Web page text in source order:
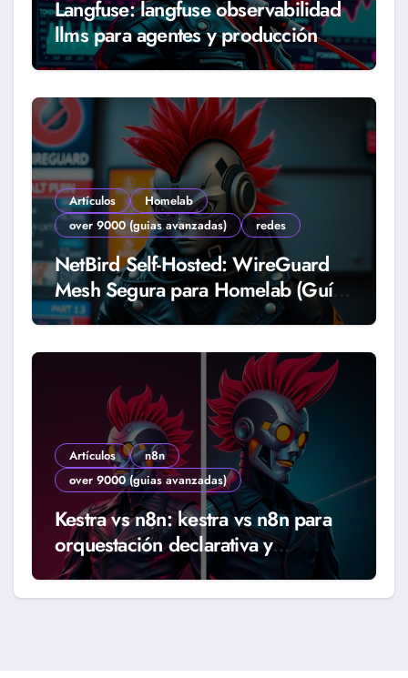
Langfuse: langfuse observabilidad
llms para agentes y producción
real (Guía 2026)
Artículos
Homelab
over 9000 (guias avanzadas)
redes
NetBird Self-Hosted: WireGuard
Mesh Segura para Homelab (Guía
2026)
Artículos
n8n
over 9000 (guias avanzadas)
Kestra vs n8n: kestra vs n8n para
orquestación declarativa y
workflows reales (Guía 2026)